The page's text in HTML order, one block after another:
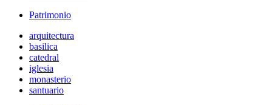
Patrimonio
arquitectura
basilica
catedral
iglesia
monasterio
santuario